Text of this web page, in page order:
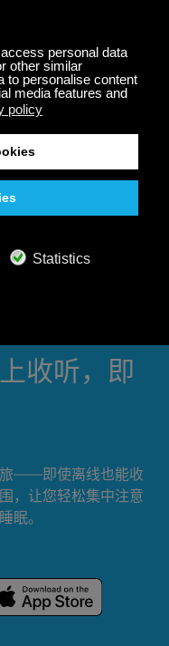
）”
收听，即
旅——即使离线也能收
，让您轻松集中注意
眠。